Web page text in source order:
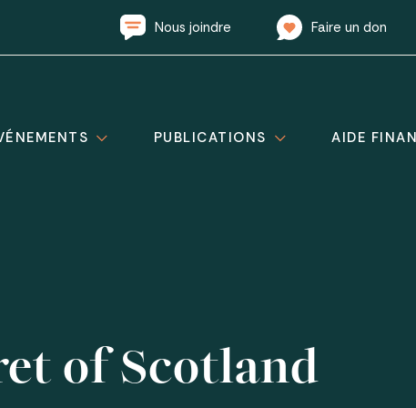
Nous joindre Faire un don
PUBLICATIONS AIDE
of Scotland